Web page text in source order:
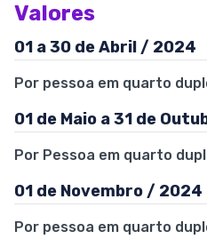
Valores
01 a 30 de Abril / 2024
Por pessoa em quarto
01 de Maio a 31 de
Por Pessoa em quarto
01 de Novembro /
Por pessoa em quarto